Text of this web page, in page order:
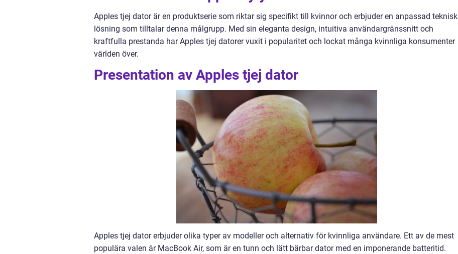
Apples tjej dator är en produktserie som riktar sig specifikt till kvinnor och erbjuder en anpassad teknisk
lösning som tilltalar denna målgrupp. Med sin eleganta design, intuitiva användargränssnitt och
kraftfulla prestanda har Apples tjej datorer vuxit i popularitet och lockat många kvinnliga konsumenter
världen över.
Presentation av Apples tjej dator
Apples tjej dator erbjuder olika typer av modeller och alternativ för kvinnliga användare. Ett av de mest
populära valen är MacBook Air, som är en tunn och lätt bärbar dator med en imponerande batteritid.